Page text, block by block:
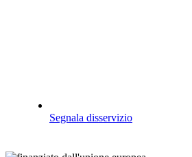
Segnala disservizio